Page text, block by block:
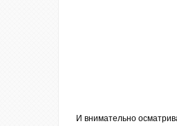
И внимательно